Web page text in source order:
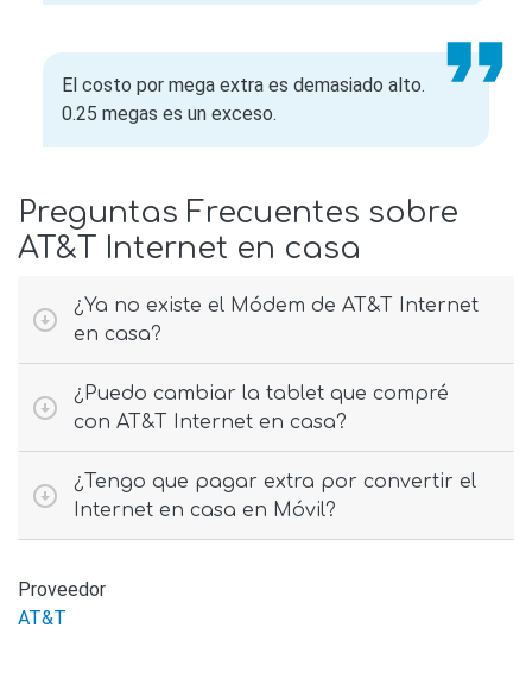
El costo por mega extra es demasiado alto.
0.25 megas es un exceso.
Preguntas Frecuentes sobre
AT&T Internet en casa
¿Ya no existe el Módem de AT&T Internet
en casa?
¿Puedo cambiar la tablet que compré
con AT&T Internet en casa?
¿Tengo que pagar extra por convertir el
Internet en casa en Móvil?
Proveedor
AT&T